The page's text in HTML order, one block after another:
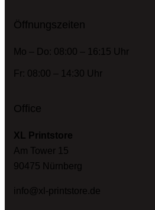
Öffnungszeiten
Mo – Do: 08:00 – 16:15 Uhr
Fr: 08:00 – 14:30 Uhr
Office
XL Printstore
Am Tower 15
90475 Nürnberg
info@xl-printstore.de